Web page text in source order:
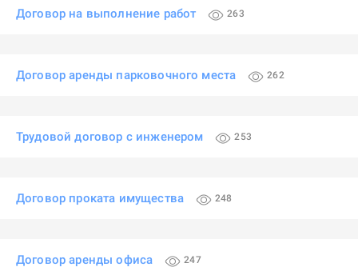
Договор на выполнение работ 263
Договор аренды парковочного места 262
Трудовой договор с инженером 253
Договор проката имущества 248
Договор аренды офиса 247